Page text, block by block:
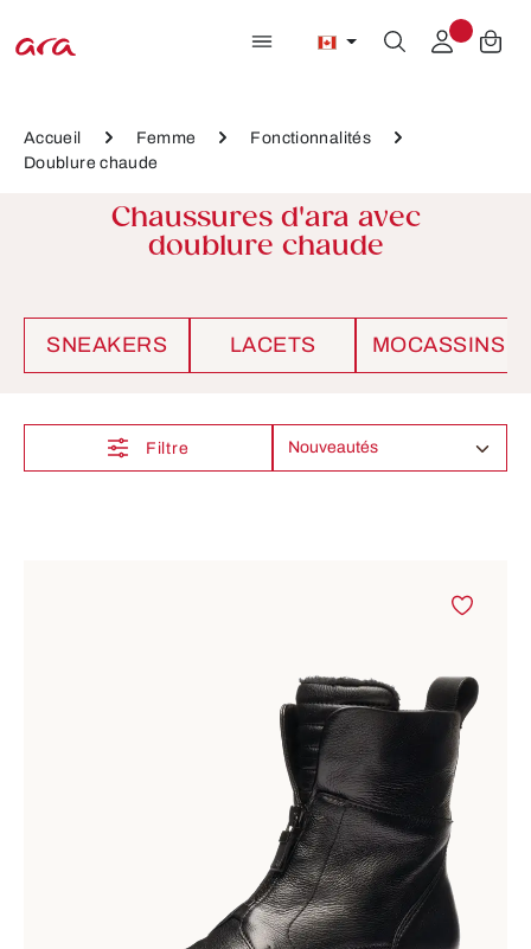
Passer au contenu principal
Accueil Femme
Fonctionnalités
Doublure chaude
Chaussures d'ara avec
doublure chaude
SNEAKERS LACETS MOCASSINS
Filtre